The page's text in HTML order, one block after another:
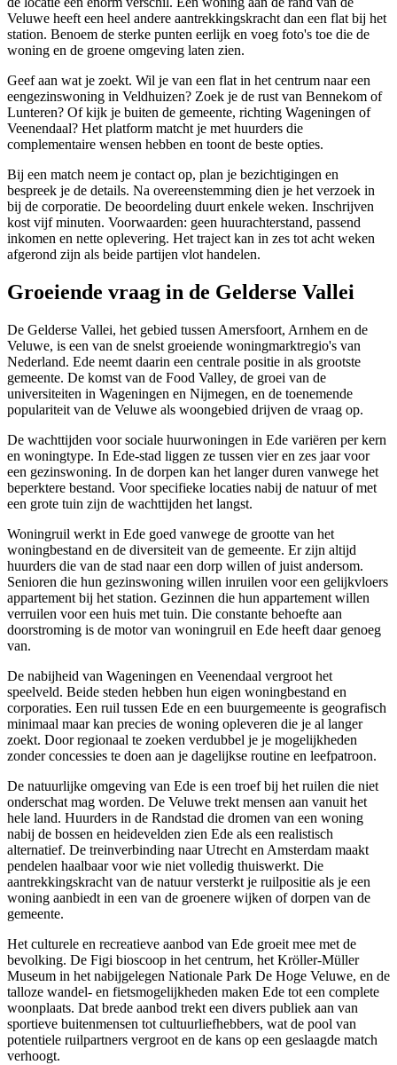
Veluwe heeft een heel andere aantrekkingskracht dan een flat bij het
station. Benoem de sterke punten eerlijk en voeg foto's toe die de
woning en de groene omgeving laten zien.
Geef aan wat je zoekt. Wil je van een flat in het centrum naar een
eengezinswoning in Veldhuizen? Zoek je de rust van Bennekom of
Lunteren? Of kijk je buiten de gemeente, richting Wageningen of
Veenendaal? Het platform matcht je met huurders die
complementaire wensen hebben en toont de beste opties.
Bij een match neem je contact op, plan je bezichtigingen en
bespreek je de details. Na overeenstemming dien je het verzoek in
bij de corporatie. De beoordeling duurt enkele weken. Inschrijven
kost vijf minuten. Voorwaarden: geen huurachterstand, passend
inkomen en nette oplevering. Het traject kan in zes tot acht weken
afgerond zijn als beide partijen vlot handelen.
Groeiende vraag in de Gelderse Vallei
De Gelderse Vallei, het gebied tussen Amersfoort, Arnhem en de
Veluwe, is een van de snelst groeiende woningmarktregio's van
Nederland. Ede neemt daarin een centrale positie in als grootste
gemeente. De komst van de Food Valley, de groei van de
universiteiten in Wageningen en Nijmegen, en de toenemende
populariteit van de Veluwe als woongebied drijven de vraag op.
De wachttijden voor sociale huurwoningen in Ede variëren per kern
en woningtype. In Ede-stad liggen ze tussen vier en zes jaar voor
een gezinswoning. In de dorpen kan het langer duren vanwege het
beperktere bestand. Voor specifieke locaties nabij de natuur of met
een grote tuin zijn de wachttijden het langst.
Woningruil werkt in Ede goed vanwege de grootte van het
woningbestand en de diversiteit van de gemeente. Er zijn altijd
huurders die van de stad naar een dorp willen of juist andersom.
Senioren die hun gezinswoning willen inruilen voor een gelijkvloers
appartement bij het station. Gezinnen die hun appartement willen
verruilen voor een huis met tuin. Die constante behoefte aan
doorstroming is de motor van woningruil en Ede heeft daar genoeg
van.
De nabijheid van Wageningen en Veenendaal vergroot het
speelveld. Beide steden hebben hun eigen woningbestand en
corporaties. Een ruil tussen Ede en een buurgemeente is geografisch
minimaal maar kan precies de woning opleveren die je al langer
zoekt. Door regionaal te zoeken verdubbel je je mogelijkheden
zonder concessies te doen aan je dagelijkse routine en leefpatroon.
De natuurlijke omgeving van Ede is een troef bij het ruilen die niet
onderschat mag worden. De Veluwe trekt mensen aan vanuit het
hele land. Huurders in de Randstad die dromen van een woning
nabij de bossen en heidevelden zien Ede als een realistisch
alternatief. De treinverbinding naar Utrecht en Amsterdam maakt
pendelen haalbaar voor wie niet volledig thuiswerkt. Die
aantrekkingskracht van de natuur versterkt je ruilpositie als je een
woning aanbiedt in een van de groenere wijken of dorpen van de
gemeente.
Het culturele en recreatieve aanbod van Ede groeit mee met de
bevolking. De Figi bioscoop in het centrum, het Kröller-Müller
Museum in het nabijgelegen Nationale Park De Hoge Veluwe, en de
talloze wandel- en fietsmogelijkheden maken Ede tot een complete
woonplaats. Dat brede aanbod trekt een divers publiek aan van
sportieve buitenmensen tot cultuurliefhebbers, wat de pool van
potentiele ruilpartners vergroot en de kans op een geslaagde match
verhoogt.